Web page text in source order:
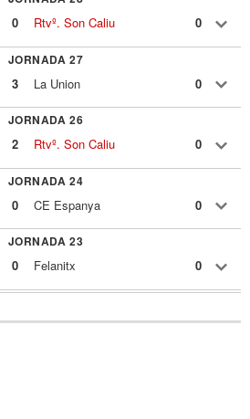
0 Rtvº. Son Caliu 0
JORNADA 27
3 La Union 0
JORNADA 26
2 Rtvº. Son Caliu 0
JORNADA 24
0 CE Espanya 0
JORNADA 23
0 Felanitx 0